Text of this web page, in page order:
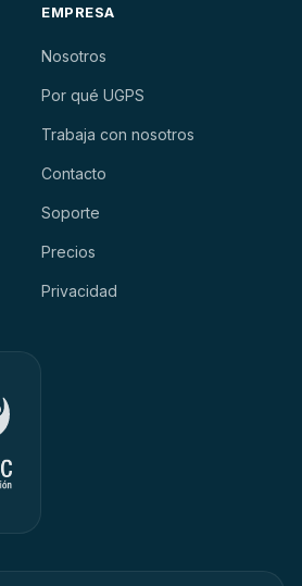
EMPRESA
Nosotros
Por qué UGPS
Trabaja con nosotros
Contacto
Soporte
Precios
Privacidad